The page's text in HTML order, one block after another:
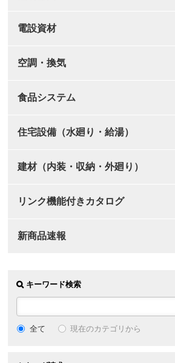
電設資材
空調・換気
食品システム
住宅設備（水廻り・給湯）
建材（内装・収納・外廻り）
リンク機能付きカタログ
新商品速報
キーワード検索
全て 現在のカテゴリから